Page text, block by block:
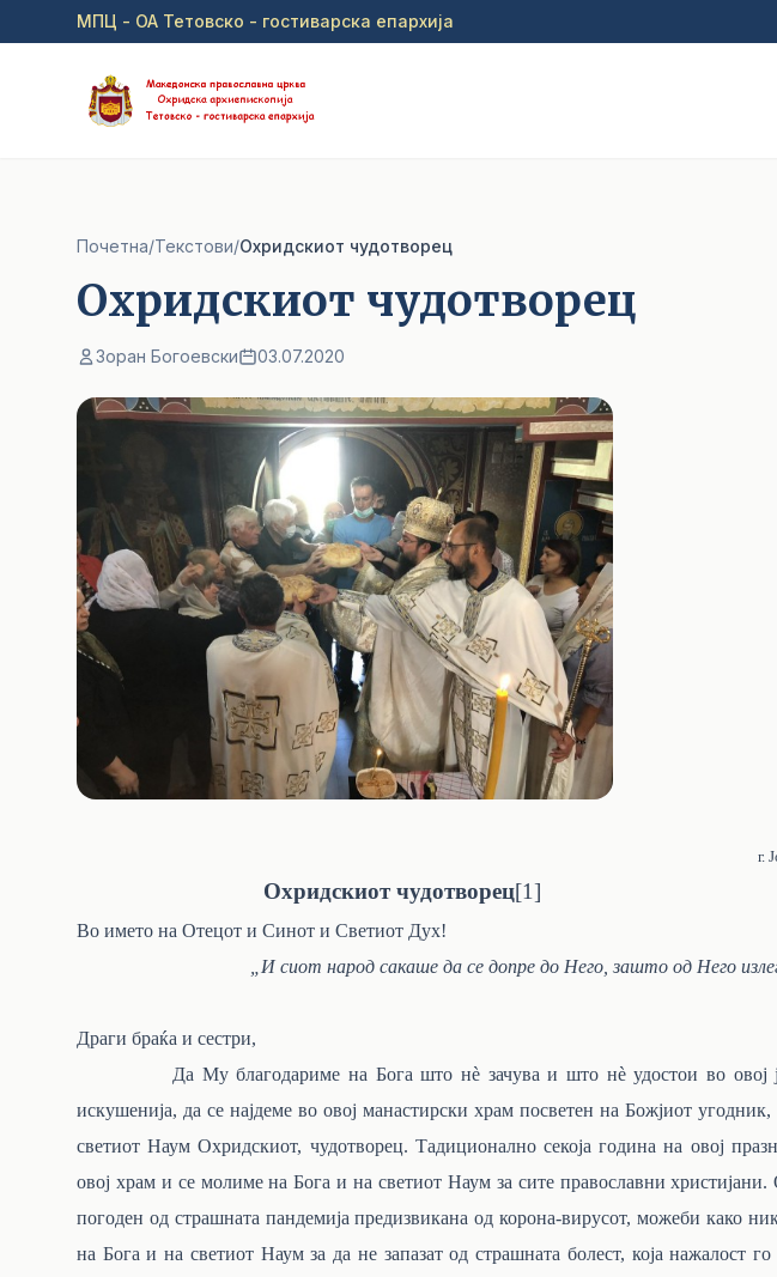
Прејди на главна содржина
МПЦ - ОА Тетовско - гостиварска епархија
Почетна/Текстови/Охридскиот чудотворец
Охридскиот чудотворец
Зоран Богоевски 03.07.2020
г.
Охридскиот чудотворец[1]
Во името на Отецот и Синот и Светиот Дух!
„И сиот народ сакаше да се допре до Него, зашто од Него
Драги браќа и сестри,
Да Му благодариме на Бога што нѐ зачува и што нѐ удостои во овој
искушенија, да се најдеме во овој манастирски храм посветен на Божјиот
светиот Наум Охридскиот, чудотворец. Тадиционално секоја година на овој
овој храм и се молиме на Бога и на светиот Наум за сите православни
погоден од страшната пандемија предизвикана од корона-вирусот, можеби како
на Бога и на светиот Наум за да не запазат од страшната болест, која нажалост го